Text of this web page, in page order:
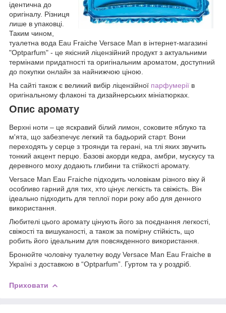
ідентична до
оригіналу. Різниця
лише в упаковці.
Таким чином,
туалетна вода Eau Fraiche Versace Man в інтернет-магазині
"Optparfum" - це якісний ліцензійний продукт з актуальними
термінами придатності та оригінальним ароматом, доступний
до покупки онлайн за найнижчою ціною.
На сайті також є великий вибір ліцензійної парфумерії в
оригінальному флаконі та дизайнерських мініатюрках.
Опис аромату
Верхні ноти – це яскравий білий лимон, соковите яблуко та
м'ята, що забезпечує легкий та бадьорий старт. Вони
переходять у серце з троянди та герані, на тлі яких звучить
тонкий акцент перцю. Базові акорди кедра, амбри, мускусу та
деревного моху додають глибини та стійкості аромату.
Versace Man Eau Fraiche підходить чоловікам різного віку й
особливо гарний для тих, хто цінує легкість та свіжість. Він
ідеально підходить для теплої пори року або для денного
використання.
Любителі цього аромату цінують його за поєднання легкості,
свіжості та вишуканості, а також за помірну стійкість, що
робить його ідеальним для повсякденного використання.
Бронюйте чоловічу туалетну воду Versace Man Eau Fraiche в
Україні з доставкою в “Optparfum”. Гуртом та у роздріб.
Приховати